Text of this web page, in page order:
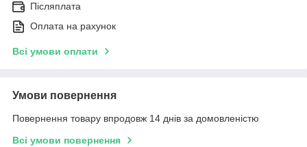
Післяплата
Оплата на рахунок
Всі умови оплати
Умови повернення
Повернення товару впродовж 14 днів за домовленістю
Всі умови повернення